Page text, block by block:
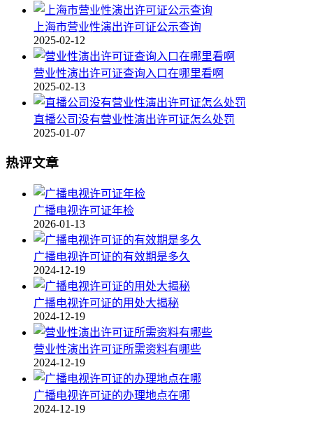
上海市营业性演出许可证公示查询
2025-02-12
营业性演出许可证查询入口在哪里看啊
2025-02-13
直播公司没有营业性演出许可证怎么处罚
2025-01-07
热评文章
广播电视许可证年检
2026-01-13
广播电视许可证的有效期是多久
2024-12-19
广播电视许可证的用处大揭秘
2024-12-19
营业性演出许可证所需资料有哪些
2024-12-19
广播电视许可证的办理地点在哪
2024-12-19